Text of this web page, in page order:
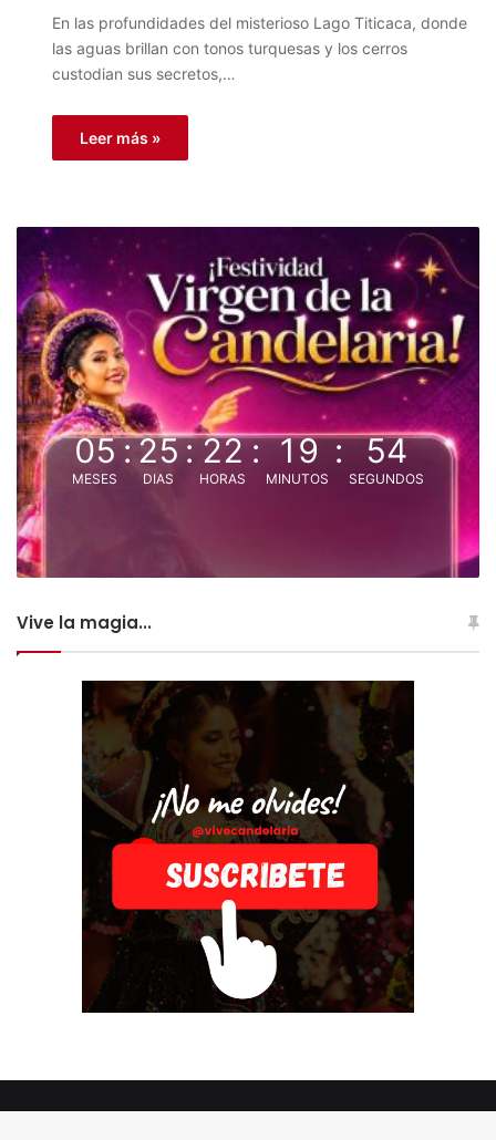
En las profundidades del misterioso Lago Titicaca, donde
las aguas brillan con tonos turquesas y los cerros
custodian sus secretos,…
Leer más »
05
MESES
:25
DIAS
:22
HORAS
: 19
MINUTOS
: 53
SEGUNDOS
Vive la magia...